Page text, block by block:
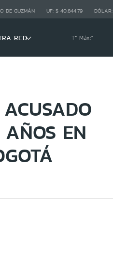
DE GUZMÁN UF: $ 40.844,79 DÓLAR:
RED Tª Máx:º
EN